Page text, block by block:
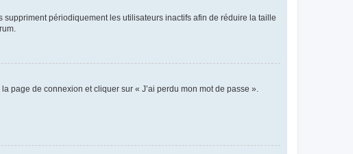
périodiquement les utilisateurs inactifs afin de réduire la taille
page de connexion et cliquer sur « J’ai perdu mon mot de passe ».